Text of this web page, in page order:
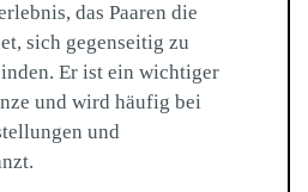
das Paaren die
sich gegenseitig zu
Er ist ein wichtiger
und wird häufig bei
und